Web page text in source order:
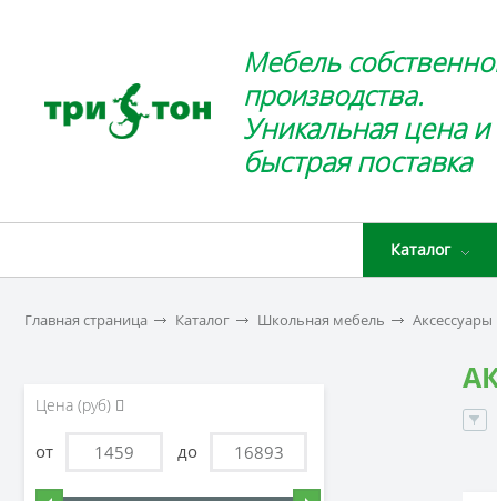
Мебель
производства.
Уникальная цена и
быстрая поставка
Каталог
Главная страница Каталог Школьная мебель Аксессуары
Цена (руб)
от до